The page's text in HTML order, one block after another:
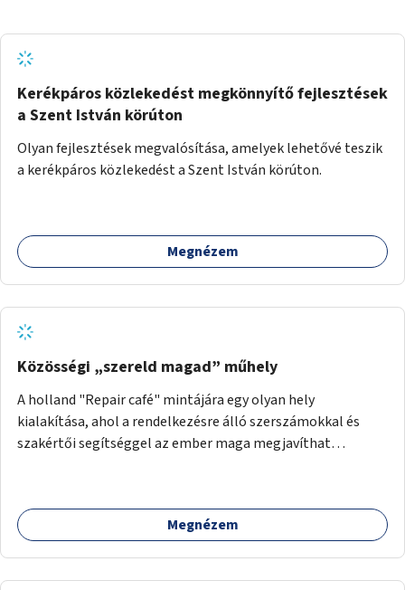
Kerékpáros közlekedést megkönnyítő fejlesztések
a Szent István körúton
Olyan fejlesztések megvalósítása, amelyek lehetővé teszik
a kerékpáros közlekedést a Szent István körúton.
Megnézem
Közösségi „szereld magad” műhely
A holland "Repair café" mintájára egy olyan hely
kialakítása, ahol a rendelkezésre álló szerszámokkal és
szakértői segítséggel az ember maga megjavíthat
egymásnak, megosszák tudásukat.
Megnézem